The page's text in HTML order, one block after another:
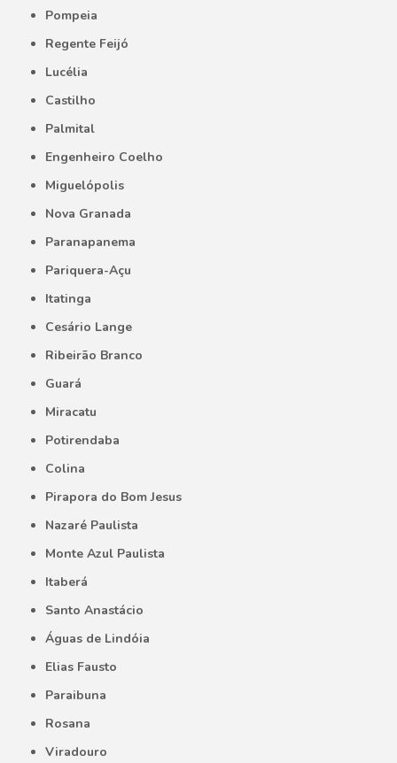
Pompeia
Regente Feijó
Lucélia
Castilho
Palmital
Engenheiro Coelho
Miguelópolis
Nova Granada
Paranapanema
Pariquera-Açu
Itatinga
Cesário Lange
Ribeirão Branco
Guará
Miracatu
Potirendaba
Colina
Pirapora do Bom Jesus
Nazaré Paulista
Monte Azul Paulista
Itaberá
Santo Anastácio
Águas de Lindóia
Elias Fausto
Paraibuna
Rosana
Viradouro